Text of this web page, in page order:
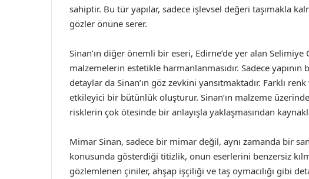
sahiptir. Bu tür yapılar, sadece işlevsel değeri taşımakla
gözler önüne serer.
Sinan’ın diğer önemli bir eseri, Edirne’de yer alan
malzemelerin estetikle harmanlanmasıdır. Sadece
detaylar da Sinan’ın göz zevkini yansıtmaktadır. Farklı
etkileyici bir bütünlük oluşturur. Sinan’ın malzeme
risklerin çok ötesinde bir anlayışla yaklaşmasından
Mimar Sinan, sadece bir mimar değil, aynı zamanda bir
konusunda gösterdiği titizlik, onun eserlerini benzersiz
gözlemlenen çiniler, ahşap işçiliği ve taş oymacılığı gibi